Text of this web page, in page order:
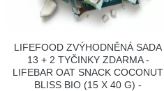
LIFEFOOD ZVÝHODNĚNÁ SADA
13 + 2 TYČINKY ZDARMA -
LIFEBAR OAT SNACK COCONUT
BLISS BIO (15 X 40 G) -